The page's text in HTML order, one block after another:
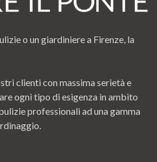
o un giardiniere a Firenze, la
clienti con massima serietà e
ogni tipo di esigenza in ambito
professionali ad una gamma